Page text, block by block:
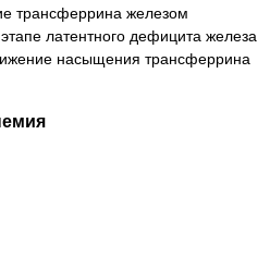
трансферрина железом
латентного дефицита железа
насыщения трансферрина